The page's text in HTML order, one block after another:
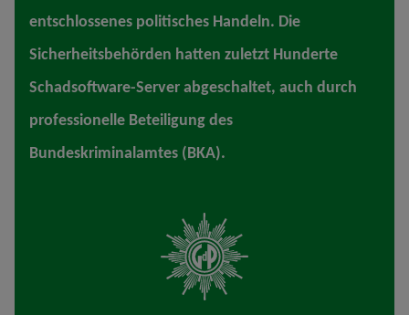
entschlossenes politisches Handeln. Die
Sicherheitsbehörden hatten zuletzt Hunderte
Schadsoftware-Server abgeschaltet, auch durch
professionelle Beteiligung des
Bundeskriminalamtes (BKA).